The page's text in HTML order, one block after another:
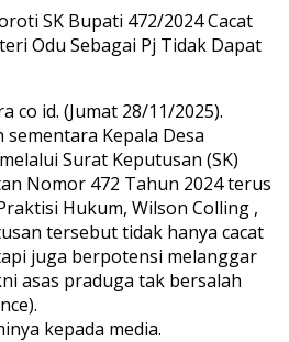
SK Bupati 472/2024 Cacat
Odu Sebagai Pj Tidak Dapat
co id. (Jumat 28/11/2025).
Kepala Desa
Surat Keputusan (SK)
Nomor 472 Tahun 2024 terus
Hukum, Wilson Colling ,
tersebut tidak hanya cacat
juga berpotensi melanggar
asas praduga tak bersalah
kepada media.